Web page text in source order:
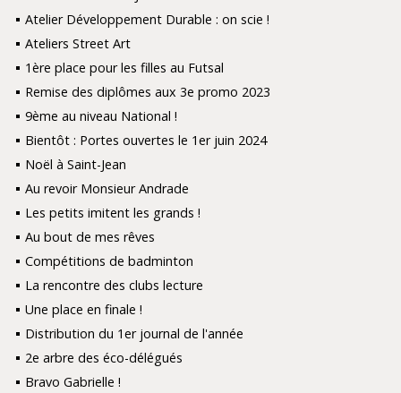
Atelier Développement Durable : on scie !
Ateliers Street Art
1ère place pour les filles au Futsal
Remise des diplômes aux 3e promo 2023
9ème au niveau National !
Bientôt : Portes ouvertes le 1er juin 2024
Noël à Saint-Jean
Au revoir Monsieur Andrade
Les petits imitent les grands !
Au bout de mes rêves
Compétitions de badminton
La rencontre des clubs lecture
Une place en finale !
Distribution du 1er journal de l'année
2e arbre des éco-délégués
Bravo Gabrielle !